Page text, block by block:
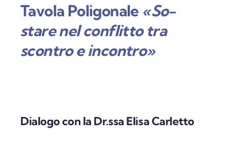
Tavola Poligonale «So-
stare nel conflitto tra
scontro e incontro»
Dialogo con la Dr.ssa Elisa Carletto